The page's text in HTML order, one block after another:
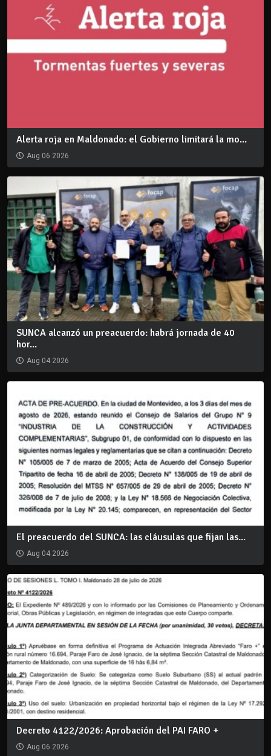
Alerta roja en Maldonado: el Gobierno limitará la mo...
Aug 06 2026
SUNCA alcanzó un preacuerdo: habrá jornada de 40
hor...
Aug 04 2026
El preacuerdo del SUNCA: las cláusulas que fijan las...
Aug 04 2026
Decreto 4122/2026: Aprobación del PAI FARO +
Aug 06 2026